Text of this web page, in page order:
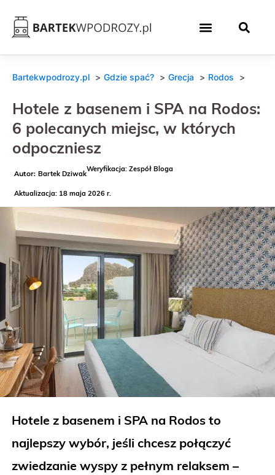
Bartekwpodrozy.pl Gdzie spać? Grecja Rodos
Hotele z basenem i SPA na Rodos:
6 polecanych miejsc, w których
odpoczniesz
Bartek Dziwak
Weryfikacja: Zespół Bloga
Aktualizacja: 18 maja 2026 r.
Hotele z basenem i SPA na Rodos to
najlepszy wybór, jeśli chcesz połączyć
zwiedzanie wyspy z pełnym relaksem –